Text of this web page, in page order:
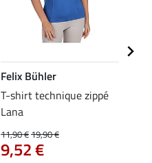
Felix Bühler
T-shirt technique zippé
Lana
11,90 €19,90 €
9,52 €